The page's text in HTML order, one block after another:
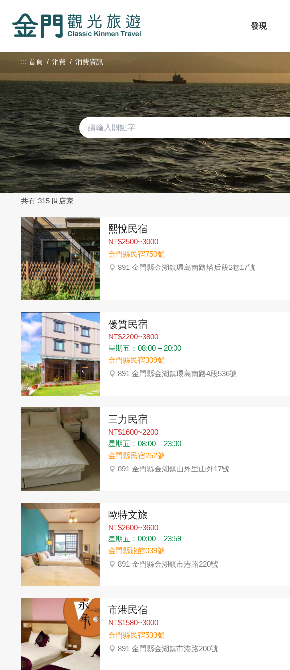
內
發現
::: 首頁 消費 消費資訊
共有 315 間店家
熙悅民宿
NT$2500~3000
金門縣民宿750號
891 金門縣金湖鎮環島南路塔后段2巷17號
優質民宿
NT$2200~3800
星期五：08:00 – 20:00
金門縣民宿309號
891 金門縣金湖鎮環島南路4段536號
三力民宿
NT$1600~2200
星期五：08:00 – 23:00
金門縣民宿252號
891 金門縣金湖鎮山外里山外17號
歐特文旅
NT$2600~3600
星期五：00:00 – 23:59
金門縣旅館039號
891 金門縣金湖鎮市港路220號
市港民宿
NT$1580~3000
金門縣民宿533號
891 金門縣金湖鎮市港路200號